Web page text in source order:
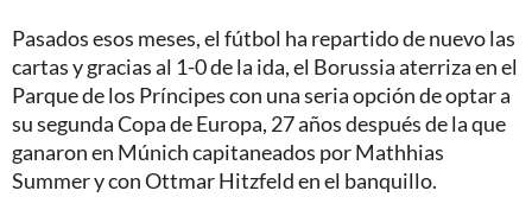
Pasados esos meses, el fútbol ha repartido de nuevo las
cartas y gracias al 1-0 de la ida, el Borussia aterriza en el
Parque de los Príncipes con una seria opción de optar a
su segunda Copa de Europa, 27 años después de la que
ganaron en Múnich capitaneados por Mathhias
Summer y con Ottmar Hitzfeld en el banquillo.